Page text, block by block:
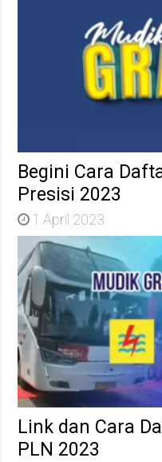
Begini Cara
Presisi 2023
1 April 2023
Link dan Cara
PLN 2023